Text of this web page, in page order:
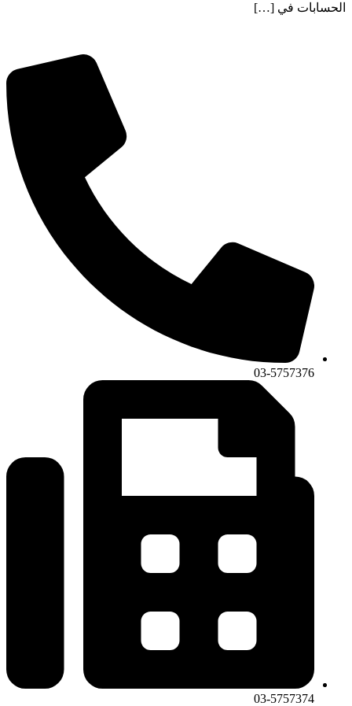
الحسابات في […]
03-5757376
03-5757374